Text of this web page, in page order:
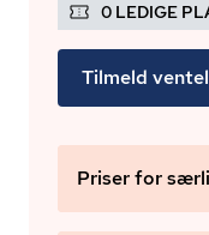
0 LEDIGE
Tilmeld
Priser for